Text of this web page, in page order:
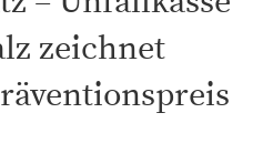
zeichnet